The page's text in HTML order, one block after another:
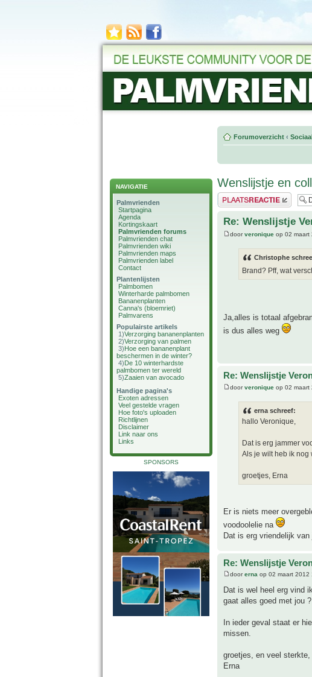
NAVIGATIE
Palmvrienden
Startpagina
Agenda
Kortingskaart
Palmvrienden forums
Palmvrienden chat
Palmvrienden wiki
Palmvrienden maps
Palmvrienden label
Contact
Plantenlijsten
Palmbomen
Winterharde palmbomen
Bananenplanten
Canna's (bloemriet)
Palmvarens
Populairste artikels
1)Verzorging bananenplanten
2)Verzorging van palmen
3)Hoe een bananenplant
beschermen in de winter?
4)De 10 winterhardste
palmbomen ter wereld
5)Zaaien van avocado
Handige pagina's
Exoten adressen
Veel gestelde vragen
Hoe foto's uploaden
Richtlijnen
Disclaimer
Link naar ons
Links
SPONSORS
Forumoverzicht ‹
Wenslijstje en
Plaats een reactie
Re: Wenslijstje
doorveronique op 02 maart
Christophe
Brand? Pff, wat
Ja,alles is totaal
is dus alles weg
Re: Wenslijstje
doorveronique op 02 maart
erna schreef:
hallo Veronique,
Dat is erg jammer
Als je wilt heb ik nog
groetjes, Erna
Er is niets meer
voodoolelie na
Dat is erg vriendelijk van
Re: Wenslijstje
doorerna op 02 maart 2012
Dat is wel heel erg vind
gaat alles goed met jou ?
In ieder geval staat er
missen.
groetjes, en veel sterkte,
Erna